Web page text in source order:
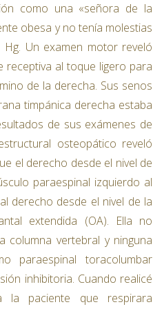
como una «señora de la
obesa y no tenía molestias
Un examen motor reveló
receptiva al toque ligero para
de la derecha. Sus senos
timpánica derecha estaba
de sus exámenes de
osteopático reveló
el derecho desde el nivel de
paraespinal izquierdo al
derecho desde el nivel de la
extendida (OA). Ella no
vertebral y ninguna
paraespinal toracolumbar
inhibitoria. Cuando realicé
paciente que respirara